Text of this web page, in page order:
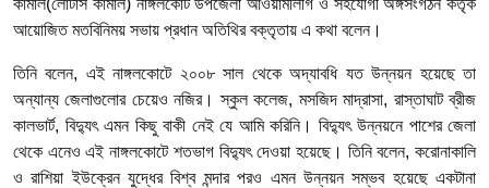
কামাল(লোটাস কামাল) নাঙ্গলকোট উপজেলা আওয়ামীলীগ ও সহযোগী অঙ্গসংগঠন কর্তৃক
আয়োজিত মতবিনিময় সভায় প্রধান অতিথির বক্তৃতায় এ কথা বলেন।
তিনি বলেন, এই নাঙ্গলকোটে ২০০৮ সাল থেকে অদ্যাবধি যত উন্নয়ন হয়েছে তা
অন্যান্য জেলাগুলোর চেয়েও নজির। স্কুল কলেজ, মসজিদ মাদ্রাসা, রাস্তাঘাট ব্রীজ
কালভার্ট, বিদ্যুৎ এমন কিছু বাকী নেই যে আমি করিনি। বিদ্যুৎ উন্নয়নে পাশের জেলা
থেকে এনেও এই নাঙ্গলকোটে শতভাগ বিদ্যুৎ দেওয়া হয়েছে। তিনি বলেন, করোনাকালি
ও রাশিয়া ইউক্রেন যুদ্ধের বিশ্ব মন্দার পরও এমন উন্নয়ন সম্ভব হয়েছে একটানা